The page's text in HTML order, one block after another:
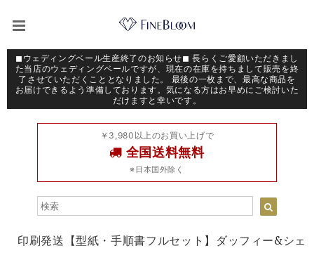
◼︎ウェディングベール生産終了のお知らせ◼︎ 長らくご愛顧いただきまし
た当店のウェディングベールですが、現在の在庫を持ちまして販売を終
了させていただくこととなりました。 最後の一枚まで、最高な商品を
お届けできるよう準備しております。気になる方はお早めにご検討いた
だけますと幸いです。
￥3,980以上のお買い上げで
全国送料無料
※日本国外除く
印刷発送【型紙・手順書フルセット】ダッフィー&シェ